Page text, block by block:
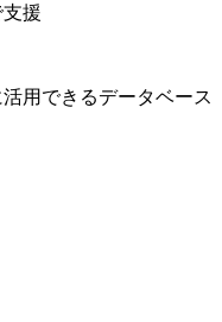
援
用できるデータベース